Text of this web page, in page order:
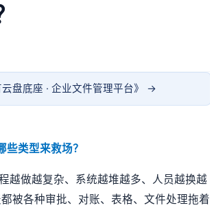
盘底座 · 企业文件管理平台》 →
类型来救场？
越做越复杂、系统越堆越多、人员越换越
被各种审批、对账、表格、文件处理拖着